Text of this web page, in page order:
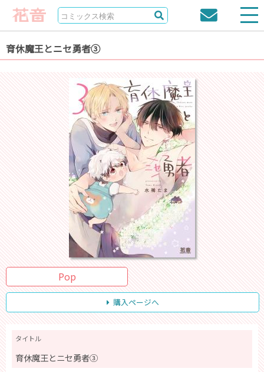
育休魔王とニセ勇者③
Pop
購入ページへ
タイトル
育休魔王とニセ勇者③